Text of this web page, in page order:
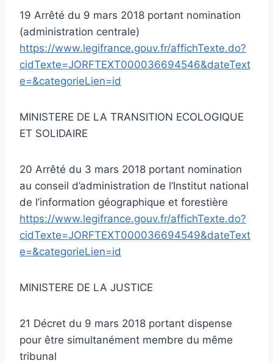
19 Arrêté du 9 mars 2018 portant nomination
(administration centrale)
https://www.legifrance.gouv.fr/affichTexte.do?
cidTexte=JORFTEXT000036694546&dateText
e=&categorieLien=id
MINISTERE DE LA TRANSITION ECOLOGIQUE
ET SOLIDAIRE
20 Arrêté du 3 mars 2018 portant nomination
au conseil d’administration de l’Institut national
de l’information géographique et forestière
https://www.legifrance.gouv.fr/affichTexte.do?
cidTexte=JORFTEXT000036694549&dateText
e=&categorieLien=id
MINISTERE DE LA JUSTICE
21 Décret du 9 mars 2018 portant dispense
pour être simultanément membre du même
tribunal